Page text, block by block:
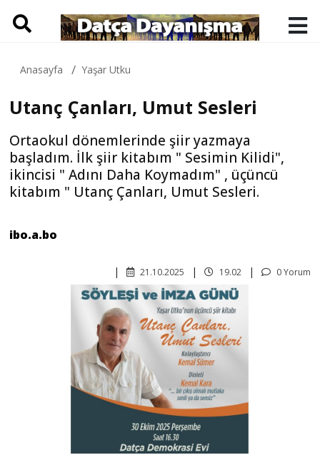
Anasayfa Yaşar Utku
Utanç Çanları, Umut Sesleri
Ortaokul dönemlerinde şiir yazmaya
başladım. İlk şiir kitabım " Sesimin Kilidi",
ikincisi " Adını Daha Koymadım" , üçüncü
kitabım " Utanç Çanları, Umut Sesleri.
ibo.a.bo
0 Yorum
19.02
21.10.2025